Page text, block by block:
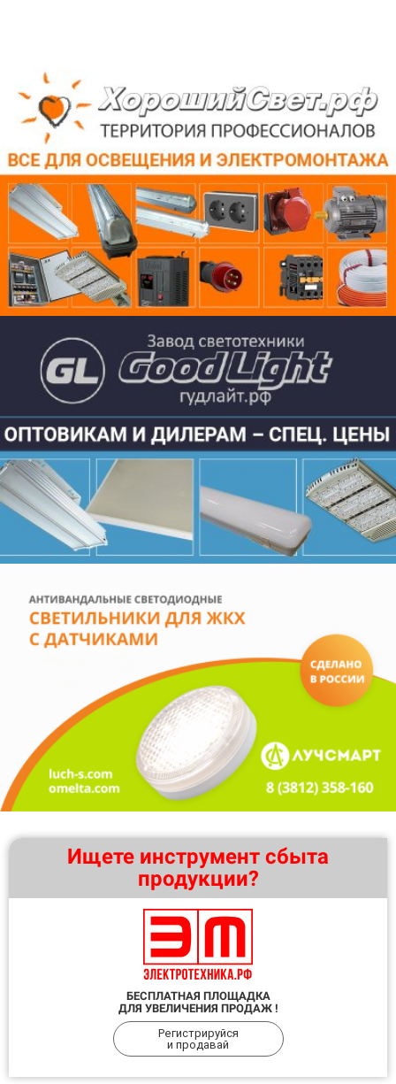
Ищете инструмент сбыта
продукции?
БЕСПЛАТНАЯ ПЛОЩАДКА
ДЛЯ УВЕЛИЧЕНИЯ ПРОДАЖ !
Регистрируйся
и продавай